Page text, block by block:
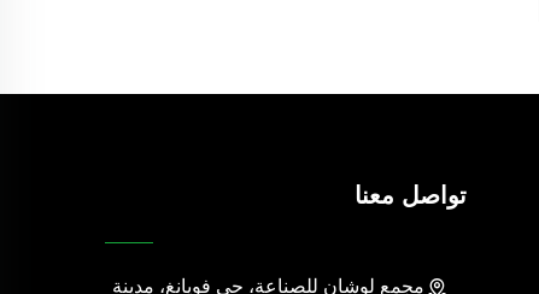
تواصل معنا
مجمع لوشان للصناعة، حي فويانغ، مدينة